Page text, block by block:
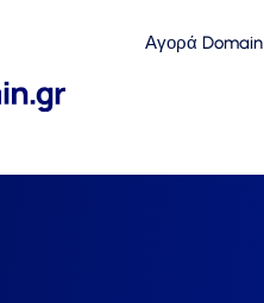
Αγορά Domain